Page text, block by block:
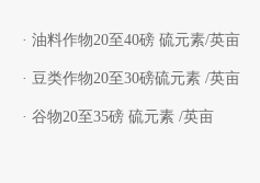
· 油料作物20至40磅 硫元素/英亩
· 豆类作物20至30磅硫元素 /英亩
· 谷物20至35磅 硫元素 /英亩